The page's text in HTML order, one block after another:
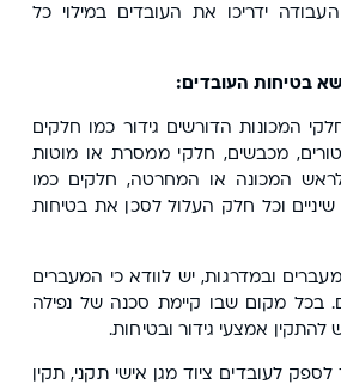
ידריכו את העובדים במילוי כל
בטיחות העובדים:
המכונות הדורשים גידור כמו חלקים
מכבשים, חלקי ממסרת או מוטות
המכונה או המחרטה, חלקים כמו
שיניים וכל חלק העלול לסכן את בטיחות
ובמדרגות, יש לוודא כי המעברים
בכל מקום שבו קיימת סכנה של נפילה
להתקין אמצעי גידור ובטיחות.
לעובדים ציוד מגן אישי תקני, תקין